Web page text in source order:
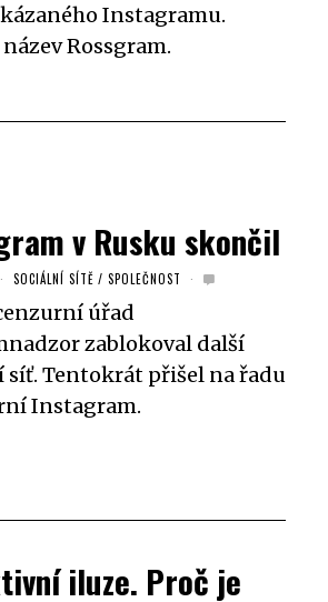
Instagramu.
Rossgram.
v Rusku skončil
SOCIÁLNÍ SÍTĚ / SPOLEČNOST
úřad
zablokoval další
síť. Tentokrát přišel na řadu
Instagram.
iluze. Proč je